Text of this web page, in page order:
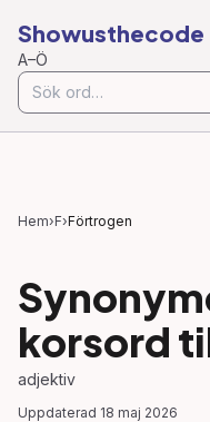
Showusthecode
A–Ö
Hem›F›Förtrogen
korsord
adjektiv
Uppdaterad 18 maj 2026